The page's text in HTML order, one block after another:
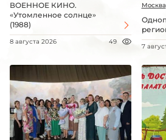
ВОЕННОЕ КИНО.
«Утомленное солнце»
(1988)
8 августа 2026 49
Москва
7